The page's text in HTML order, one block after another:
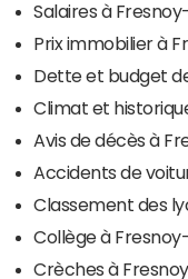
Salaires à
Prix immobilier à
Dette et budget
Climat et
Avis de décès à
Accidents de
Classement des
Collège à
Crèches à